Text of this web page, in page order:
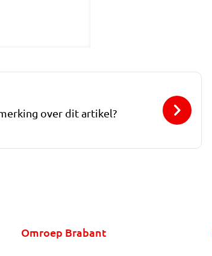
over dit artikel?
Omroep Brabant